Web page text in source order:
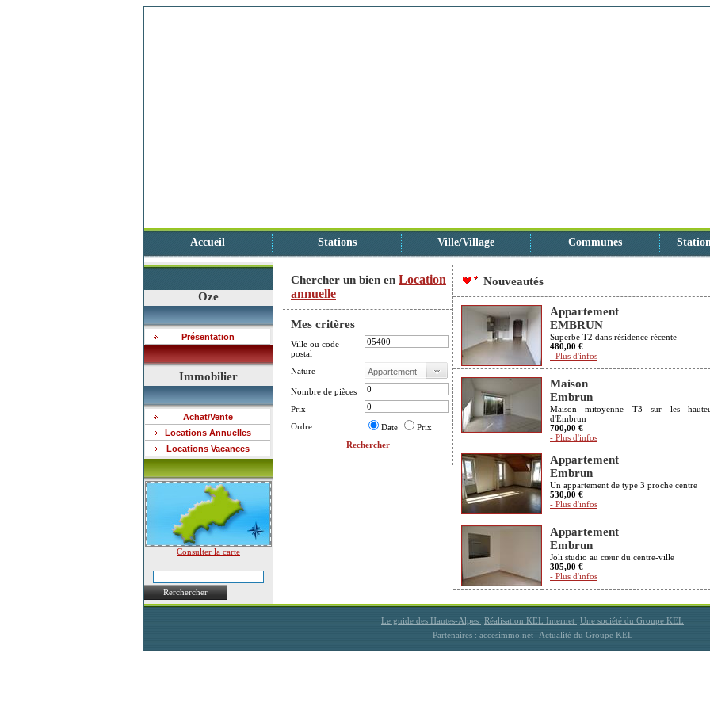
Accueil Stations Ville/Village Communes
Oze
Présentation
Immobilier
Achat/Vente
Locations Annuelles
Locations Vacances
Consulter la carte
Rerchercher
Chercher un bien en Location
annuelle
Mes critères
Ville ou code
postal
Nature
Nombre de pièces
Prix
Ordre
Date
Prix
Rechercher
Nouveautés
Appartement
EMBRUN
Superbe T2 dans résidence récente
480,00 €
- Plus d'infos
Maison
Embrun
Maison mitoyenne T3 sur les
d'Embrun
700,00 €
- Plus d'infos
Appartement
Embrun
Un appartement de type 3 proche centre
530,00 €
- Plus d'infos
Appartement
Embrun
Joli studio au cœur du centre-ville
305,00 €
- Plus d'infos
Le guide des Hautes-Alpes Réalisation KEL Internet Une société du Groupe KEL
Partenaires : accesimmo.net
Actualité du Groupe KEL